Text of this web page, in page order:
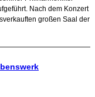
Nach dem Konzert
großen Saal der